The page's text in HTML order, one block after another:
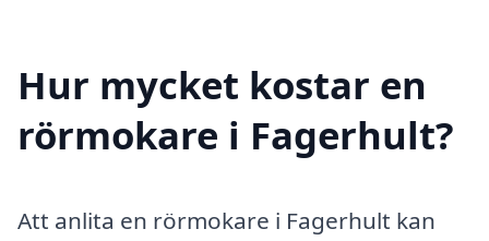
Hur mycket kostar en
rörmokare i Fagerhult?
Att anlita en rörmokare i Fagerhult kan